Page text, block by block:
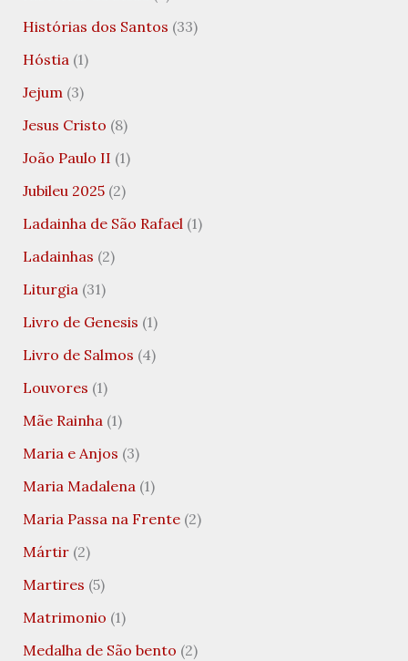
Histórias dos Santos (33)
Hóstia (1)
Jejum (3)
Jesus Cristo (8)
João Paulo II (1)
Jubileu 2025(2)
Ladainha de São Rafael (1)
Ladainhas (2)
Liturgia (31)
Livro de Genesis (1)
Livro de Salmos (4)
Louvores (1)
Mãe Rainha (1)
Maria e Anjos (3)
Maria Madalena (1)
Maria Passa na Frente(2)
Mártir(2)
Martires (5)
Matrimonio (1)
Medalha de São bento (2)